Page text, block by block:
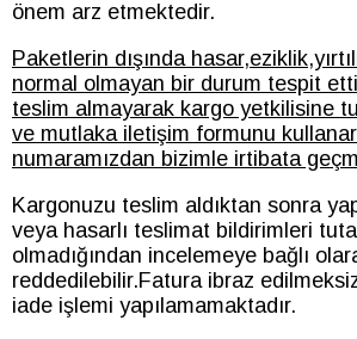
önem arz etmektedir.
Paketlerin dışında
normal olmayan bir durum tespit
teslim almayarak kargo yetkilisine
ve mutlaka iletişim formunu
numaramızdan bizimle irtibata
Kargonuzu teslim aldıktan sonra
veya hasarlı teslimat bildirimleri
olmadığından incelemeye bağlı
reddedilebilir.Fatura ibraz
iade işlemi yapılamamaktadır.